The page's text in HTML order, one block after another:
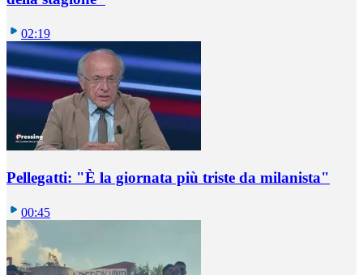
02:19
Pellegatti: "È la giornata più triste da milanista"
00:45